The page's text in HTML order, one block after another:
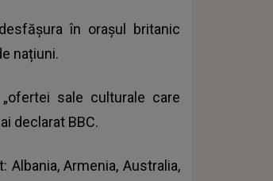
în orașul britanic
națiuni.
sale culturale care
declarat BBC.
Armenia, Australia,